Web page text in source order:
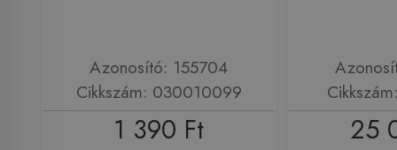
Azonosító: 155704
Cikkszám: 030010099
1 390 Ft 25